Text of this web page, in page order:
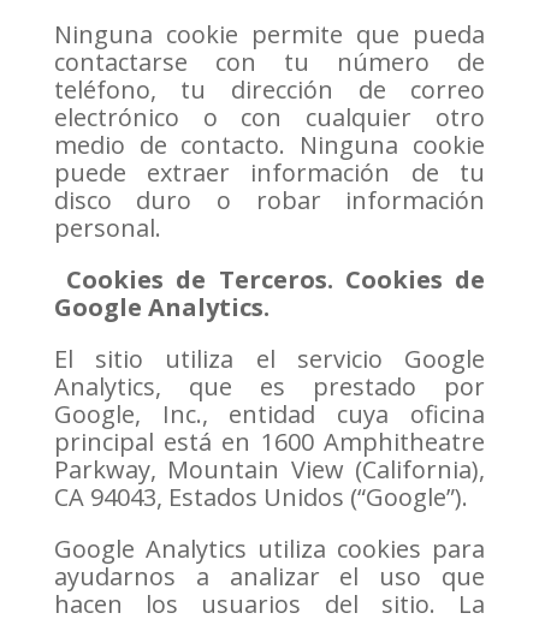
Ninguna cookie permite que pueda
contactarse con tu número de
teléfono, tu dirección de correo
electrónico o con cualquier otro
medio de contacto. Ninguna cookie
puede extraer información de tu
disco duro o robar información
personal.
Cookies de Terceros. Cookies de
Google Analytics.
El sitio utiliza el servicio Google
Analytics, que es prestado por
Google, Inc., entidad cuya oficina
principal está en 1600 Amphitheatre
Parkway, Mountain View (California),
CA 94043, Estados Unidos (“Google”).
Google Analytics utiliza cookies para
ayudarnos a analizar el uso que
hacen los usuarios del sitio. La